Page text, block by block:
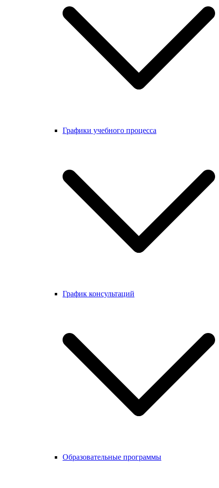
Графики учебного процесса
График консультаций
Образовательные программы